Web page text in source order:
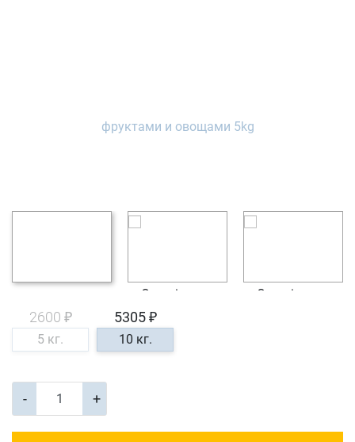
2600 ₽
5 кг.
5305 ₽
10 кг.
- +